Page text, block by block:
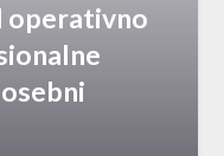
operativno